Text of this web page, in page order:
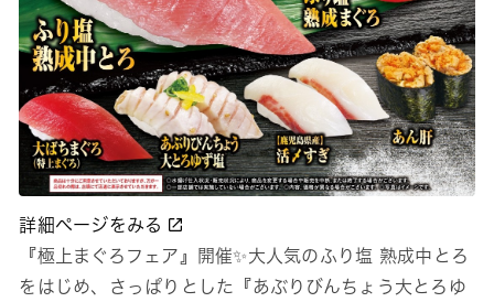
詳細ページをみる
『極上まぐろフェア』開催✨大人気のふり塩 熟成中とろ
をはじめ、さっぱりとした『あぶりびんちょう大とろゆ